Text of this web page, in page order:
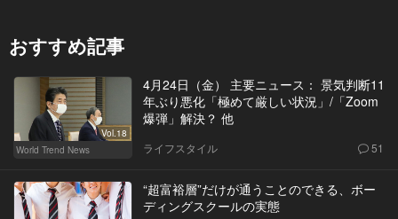
おすすめ記事
Vol.18
World Trend News
4月24日（金） 主要ニュース： 景気判断11
年ぶり悪化「極めて厳しい状況」/「Zoom
爆弾」解決？ 他
ライフスタイル 51
“超富裕層”だけが通うことのできる、ボー
ディングスクールの実態